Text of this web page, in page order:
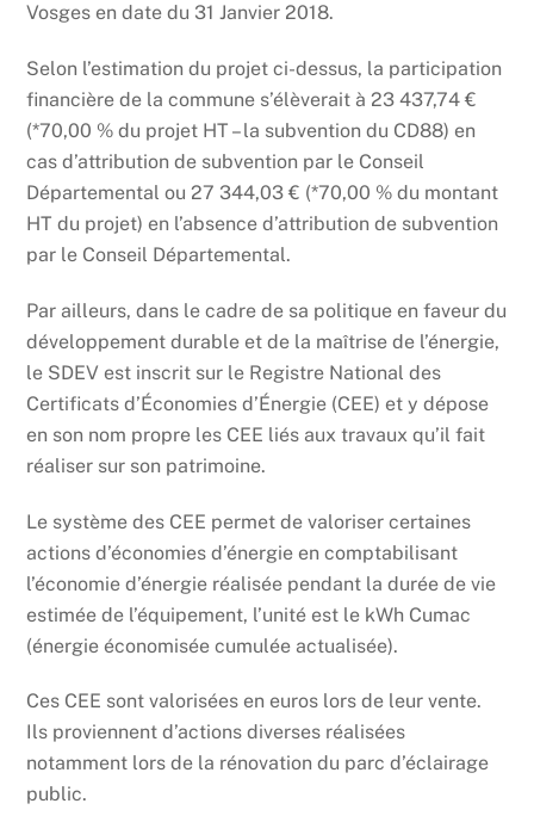
Vosges en date du 31 Janvier 2018.
Selon l’estimation du projet ci-dessus, la participation
financière de la commune s’élèverait à 23 437,74 €
(*70,00 % du projet HT – la subvention du CD88) en
cas d’attribution de subvention par le Conseil
Départemental ou 27 344,03 € (*70,00 % du montant
HT du projet) en l’absence d’attribution de subvention
par le Conseil Départemental.
Par ailleurs, dans le cadre de sa politique en faveur du
développement durable et de la maîtrise de l’énergie,
le SDEV est inscrit sur le Registre National des
Certificats d’Économies d’Énergie (CEE) et y dépose
en son nom propre les CEE liés aux travaux qu’il fait
réaliser sur son patrimoine.
Le système des CEE permet de valoriser certaines
actions d’économies d’énergie en comptabilisant
l’économie d’énergie réalisée pendant la durée de vie
estimée de l’équipement, l’unité est le kWh Cumac
(énergie économisée cumulée actualisée).
Ces CEE sont valorisées en euros lors de leur vente.
Ils proviennent d’actions diverses réalisées
notamment lors de la rénovation du parc d’éclairage
public.